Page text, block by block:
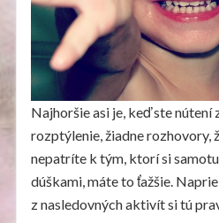
Najhoršie asi je, keď ste nútení
rozptýlenie, žiadne rozhovory,
nepatríte k tým, ktorí si
dúškami, máte to ťažšie.
z nasledovných aktivít si tú